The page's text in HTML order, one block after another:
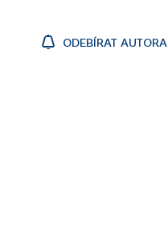
ODEBÍRAT AUTORA